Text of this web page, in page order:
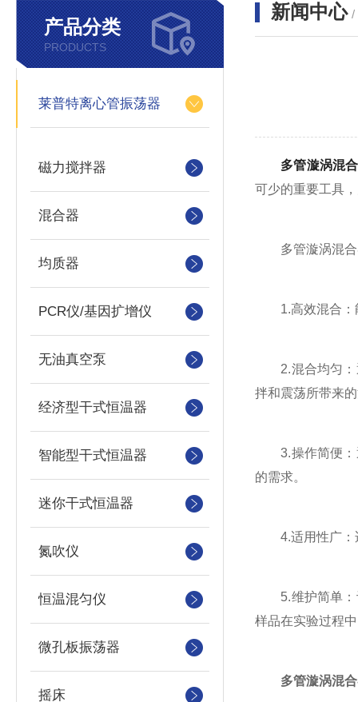
产品分类
PRODUCTS
莱普特离心管振荡器
磁力搅拌器
混合器
均质器
PCR仪/基因扩增仪
无油真空泵
经济型干式恒温器
智能型干式恒温器
迷你干式恒温器
氮吹仪
恒温混匀仪
微孔板振荡器
摇床
新闻中心 /
多管漩涡混
可少的重要工具
多管漩涡混合
1.高效混合：能
2.混合均匀：通
拌和震荡所带来
3.操作简便：通
的需求。
4.适用性广：适
5.维护简单：设
样品在实验过程
多管漩涡混